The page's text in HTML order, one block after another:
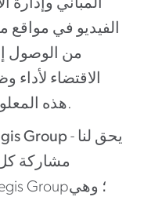
المباني وإدارة
الفيديو في مواقع
من الوصول
الاقتضاء لأداء
هذه المعلومات إلا بغرض تقديم الخدمات.
Group - يحق لنا
مشاركة